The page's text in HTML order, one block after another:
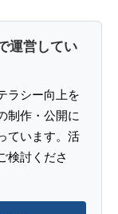
運営してい
ラシー向上を
制作・公開に
ています。活
検討くださ